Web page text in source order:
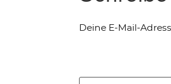
Deine E-Mail-